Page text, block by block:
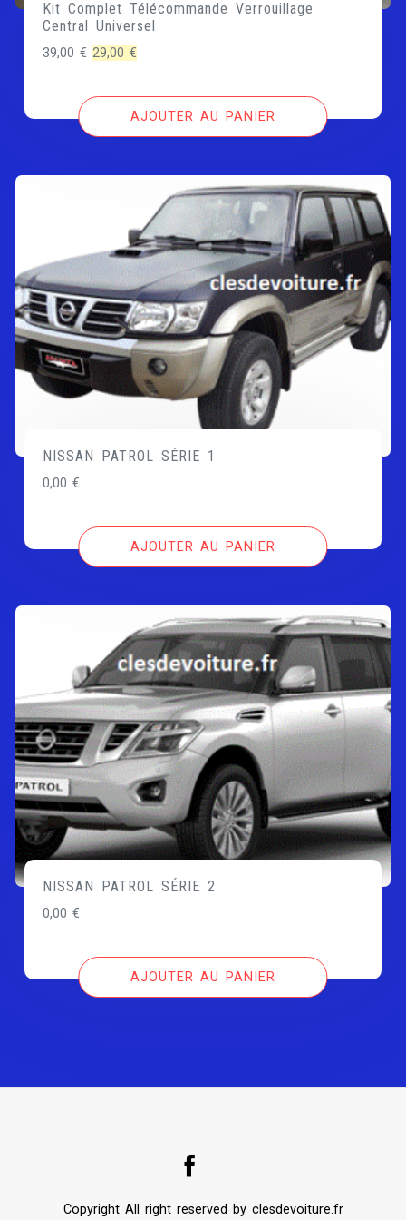
Kit Complet Télécommande Verrouillage
Central Universel
39,00€ Le
initial
29,00€
actuel
est :
AJOUTER AU PANIER
NISSAN PATROL SÉRIE 1
0,00€
AJOUTER AU PANIER
NISSAN PATROL SÉRIE 2
0,00€
AJOUTER AU PANIER
Copyright All right reserved by clesdevoiture.fr